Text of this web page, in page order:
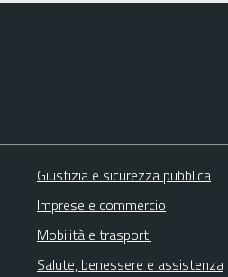
Giustizia e sicurezza pubblica
Imprese e commercio
Mobilità e trasporti
Salute, benessere e assistenza